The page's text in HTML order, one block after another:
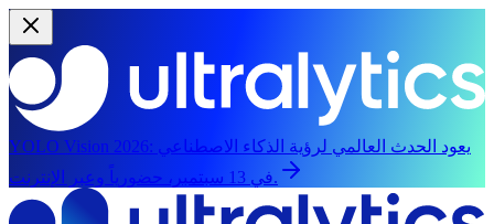
YOLO Vision 2026: يعود الحدث العالمي لرؤية الذكاء الاصطناعي
في 13 سبتمبر، حضورياً وعبر الإنترنت.